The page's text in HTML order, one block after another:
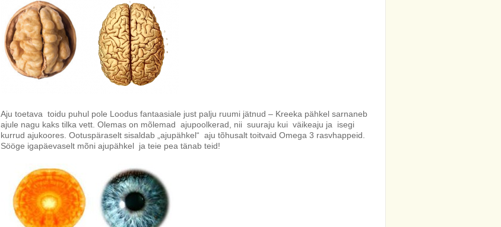
Aju toetava toidu puhul pole Loodus fantaasiale just palju ruumi jätnud – Kreeka pähkel sarnaneb
ajule nagu kaks tilka vett. Olemas on mõlemad ajupoolkerad, nii suuraju kui väikeaju ja isegi
kurrud ajukoores. Ootuspäraselt sisaldab „ajupähkel“ aju tõhusalt toitvaid Omega 3 rasvhappeid.
Sööge igapäevaselt mõni ajupähkel ja teie pea tänab teid!